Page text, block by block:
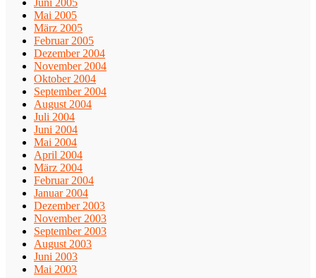
Juni 2005
Mai 2005
März 2005
Februar 2005
Dezember 2004
November 2004
Oktober 2004
September 2004
August 2004
Juli 2004
Juni 2004
Mai 2004
April 2004
März 2004
Februar 2004
Januar 2004
Dezember 2003
November 2003
September 2003
August 2003
Juni 2003
Mai 2003